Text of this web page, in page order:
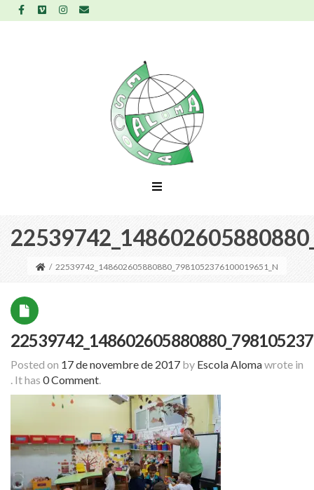
/ 22539742_148602605880880_7981052376100019651_N
Posted on 17 de novembre de 2017 by Escola Alomawrote in
. It has 0 Comment.